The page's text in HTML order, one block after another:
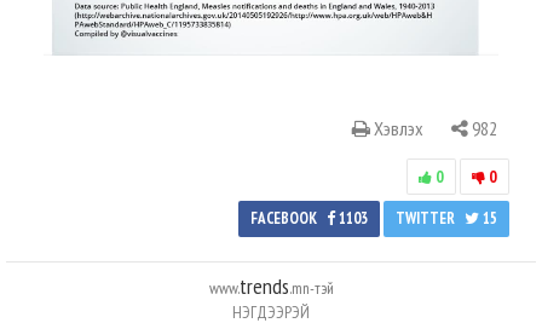
Хэвлэх 982
0 0
FACEBOOK 1103 TWITTER 15
www.trends.mn-тэй
НЭГДЭЭРЭЙ